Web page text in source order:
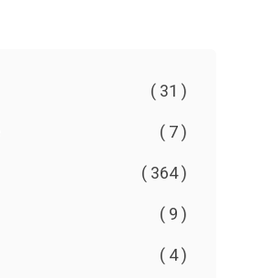
( 31 )
( 7 )
( 364 )
( 9 )
( 4 )